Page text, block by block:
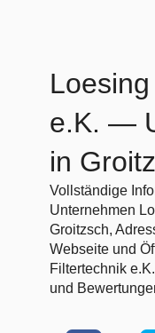
e.K. —
in
Vollständige
Unternehmen
Groitzsch,
Webseite und
Filtertechnik
und